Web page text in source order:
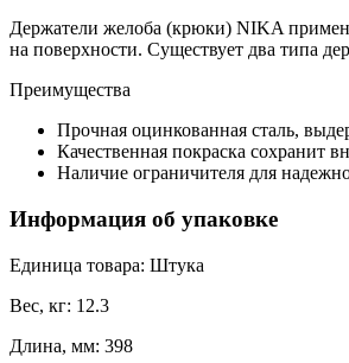
Держатели желоба (крюки) NIKA
на поверхности. Существует два типа
Преимущества
Прочная оцинкованная сталь,
Качественная покраска сохранит
Наличие ограничителя для
Информация об упаковке
Единица товара: Штука
Вес, кг: 12.3
Длина, мм: 398